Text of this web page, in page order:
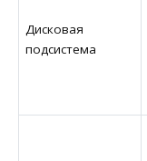
Дисковая
подсистема